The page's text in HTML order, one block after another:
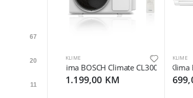
KLIME
Klima BOSCH Climate CL3000i W35E
1.199,00 KM
KLIME
Klima
67
20
11